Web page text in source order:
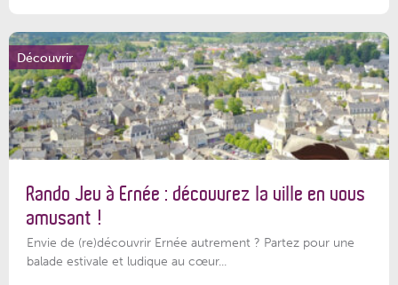
Découvrir
Rando Jeu à Ernée : découvrez la ville en vous
amusant !
Envie de (re)découvrir Ernée autrement ? Partez pour une
balade estivale et ludique au cœur...